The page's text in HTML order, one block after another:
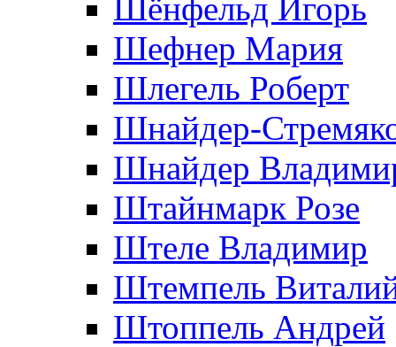
Шёнфельд Игорь
Шефнер Мария
Шлегель Роберт
Шнайдер-
Шнайдер
Штайнмарк Розe
Штеле Владимир
Штемпель
Штоппель Андрей